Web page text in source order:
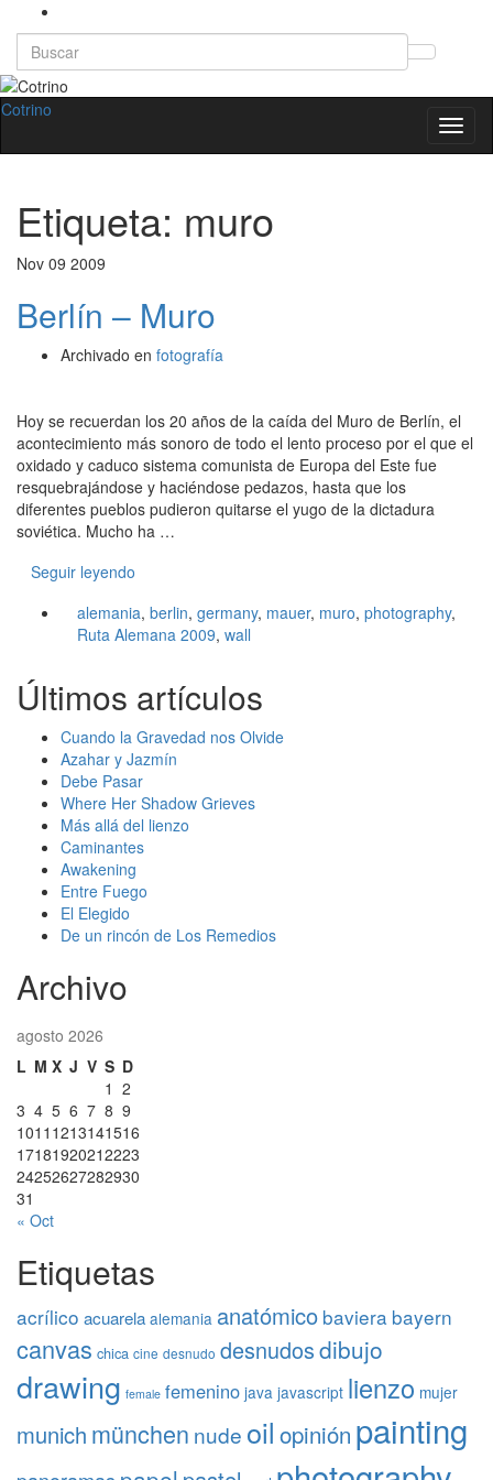
de
Search
for:
la
Cotrino
Etiqueta: muro
Nov 09 2009
Berlín – Muro
Archivado en fotografía
Hoy se recuerdan los 20 años de la caída del Muro de Berlín, el
acontecimiento más sonoro de todo el lento proceso por el que el
oxidado y caduco sistema comunista de Europa del Este fue
resquebrajándose y haciéndose pedazos, hasta que los
diferentes pueblos pudieron quitarse el yugo de la dictadura
soviética. Mucho ha …
Seguir leyendo
alemania, berlin, germany, mauer, muro, photography,
Ruta Alemana 2009, wall
Últimos artículos
Cuando la Gravedad nos Olvide
Azahar y Jazmín
Debe Pasar
Where Her Shadow Grieves
Más allá del lienzo
Caminantes
Awakening
Entre Fuego
El Elegido
De un rincón de Los Remedios
Archivo
agosto 2026
L M X J V S D
1 2
3 4 5 6 7 8 9
1011 1213141516
17181920212223
24252627282930
31
« Oct
Etiquetas
acrílico acuarela alemania anatómico baviera bayern
canvas chica cine desnudo desnudosdibujo
drawing female femenino java javascript lienzo mujer
munich münchen nude oil opinión painting